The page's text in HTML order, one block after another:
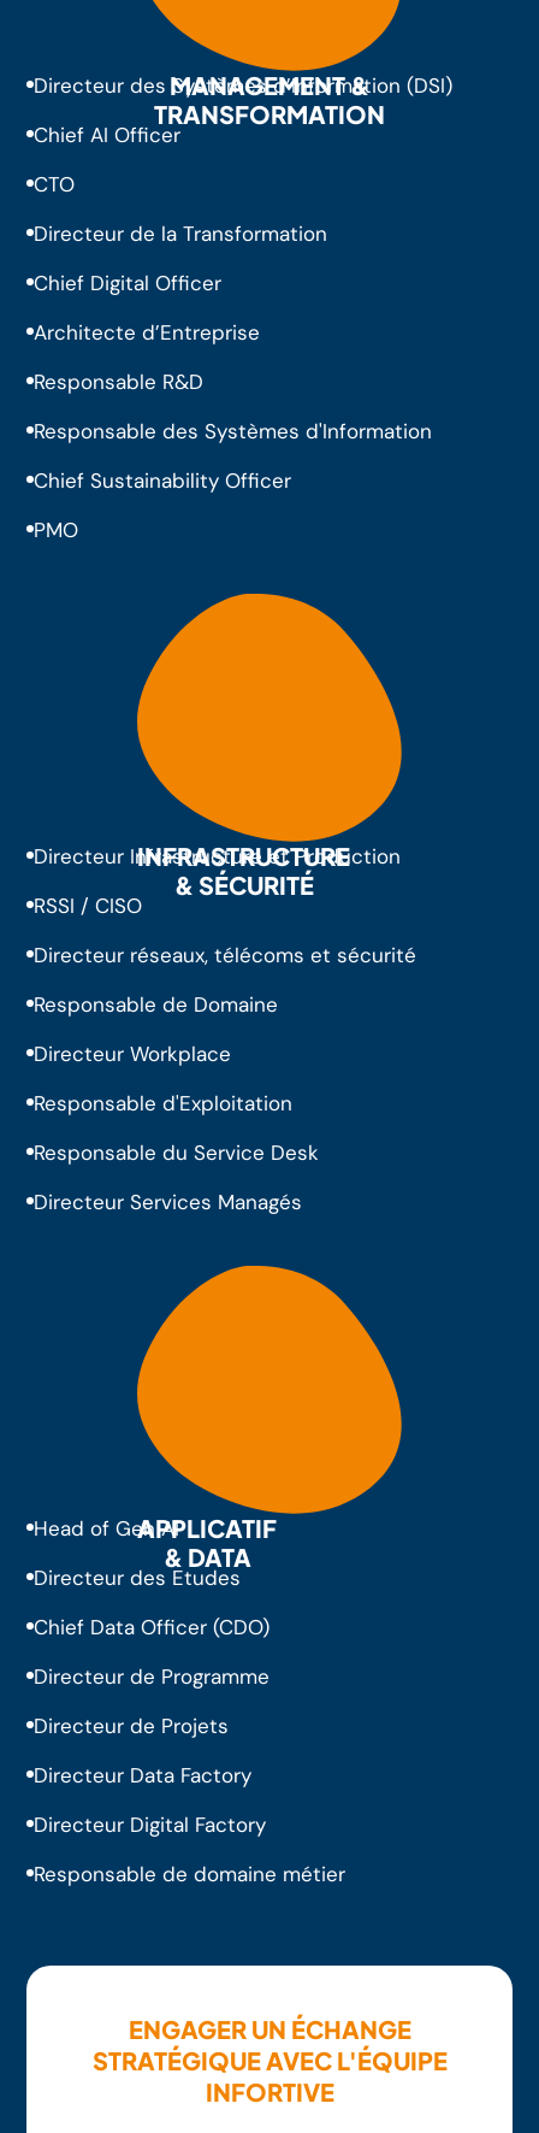
MANAGEMENT &
TRANSFORMATION
Directeur des Systèmes d’Information (DSI)
Chief AI Officer
CTO
Directeur de la Transformation
Chief Digital Officer
Architecte d’Entreprise
Responsable R&D
Responsable des Systèmes d'Information
Chief Sustainability Officer
PMO
INFRASTRUCTURE
& SÉCURITÉ
Directeur Infrastructure et Production
RSSI / CISO
Directeur réseaux, télécoms et sécurité
Responsable de Domaine
Directeur Workplace
Responsable d'Exploitation
Responsable du Service Desk
Directeur Services Managés
APPLICATIF
& DATA
Head of Gen AI
Directeur des Etudes
Chief Data Officer (CDO)
Directeur de Programme
Directeur de Projets
Directeur Data Factory
Directeur Digital Factory
Responsable de domaine métier
ENGAGER UN ÉCHANGE
STRATÉGIQUE AVEC L'ÉQUIPE
INFORTIVE